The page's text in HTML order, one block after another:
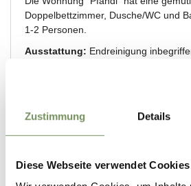
Zustimmung Details
Diese Webseite verwendet Cookies